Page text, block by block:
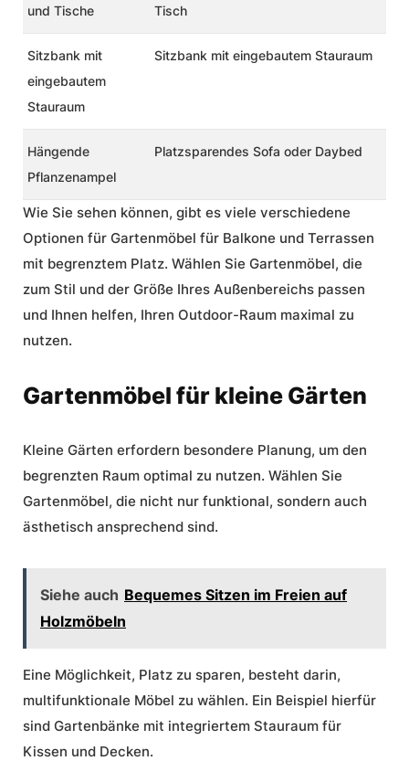
und Tische
Tisch
Sitzbank mit
eingebautem
Stauraum
Sitzbank mit eingebautem Stauraum
Hängende
Pflanzenampel
Platzsparendes Sofa oder Daybed
Wie Sie sehen können, gibt es viele verschiedene
Optionen für Gartenmöbel für Balkone und Terrassen
mit begrenztem Platz. Wählen Sie Gartenmöbel, die
zum Stil und der Größe Ihres Außenbereichs passen
und Ihnen helfen, Ihren Outdoor-Raum maximal zu
nutzen.
Gartenmöbel für kleine Gärten
Kleine Gärten erfordern besondere Planung, um den
begrenzten Raum optimal zu nutzen. Wählen Sie
Gartenmöbel, die nicht nur funktional, sondern auch
ästhetisch ansprechend sind.
Siehe auch Bequemes Sitzen im Freien auf
Holzmöbeln
Eine Möglichkeit, Platz zu sparen, besteht darin,
multifunktionale Möbel zu wählen. Ein Beispiel hierfür
sind Gartenbänke mit integriertem Stauraum für
Kissen und Decken.